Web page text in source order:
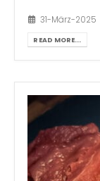
31-März-2025
READ MORE...